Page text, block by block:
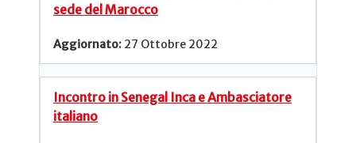
sede del Marocco
27 Ottobre 2022
Incontro in Senegal Inca e Ambasciatore
italiano